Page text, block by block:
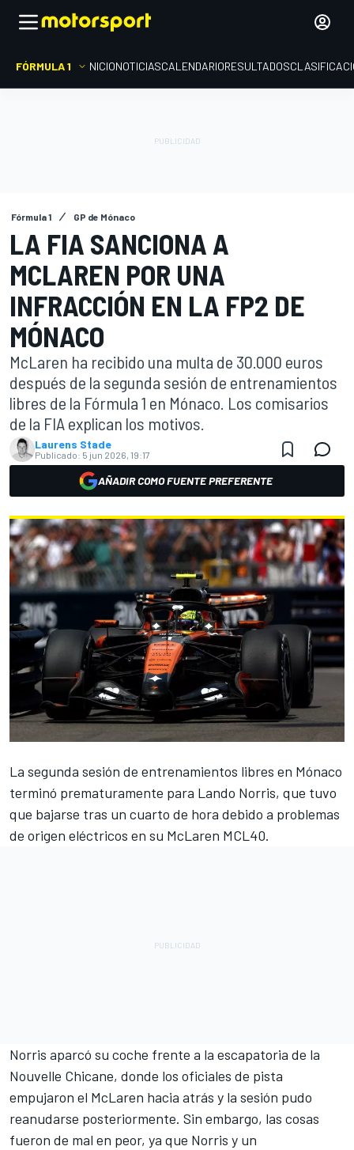
FÓRMULA 1 INICIONOTICIASCALENDARIORESULTADOS
Fórmula 1 GP de Mónaco
LA FIA SANCIONA A
MCLAREN POR UNA
INFRACCIÓN EN LA FP2 DE
MÓNACO
McLaren ha recibido una multa de 30.000 euros
después de la segunda sesión de entrenamientos
libres de la Fórmula 1 en Mónaco. Los comisarios
de la FIA explican los motivos.
Laurens Stade
Publicado: 5 jun 2026, 19:17
AÑADIR COMO FUENTE PREFERENTE
La segunda sesión de entrenamientos libres en Mónaco
terminó prematuramente para Lando Norris, que tuvo
que bajarse tras un cuarto de hora debido a problemas
de origen eléctricos en su McLaren MCL40.
Norris aparcó su coche frente a la escapatoria de la
Nouvelle Chicane, donde los oficiales de pista
empujaron el McLaren hacia atrás y la sesión pudo
reanudarse posteriormente. Sin embargo, las cosas
fueron de mal en peor, ya que Norris y un